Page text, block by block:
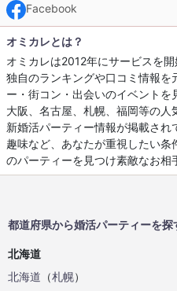
Facebook
オミカレとは？
オミカレは2012年にサービスを
独自のランキングや口コミ情報を
ー・街コン・出会いのイベントを
大阪、名古屋、札幌、福岡等の
新婚活パーティー情報が掲載され
趣味など、あなたが重視したい条
のパーティーを見つけ素敵なお相
都道府県から婚活パーティーを探
北海道
北海道 （札幌）